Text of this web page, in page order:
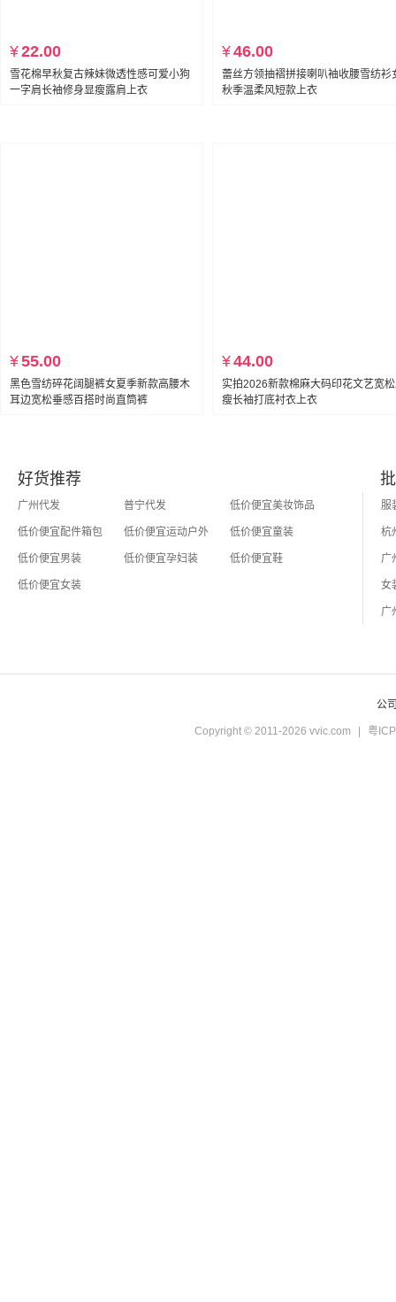
¥22.00
雪花棉早秋复古辣妹微透性感可爱小狗
一字肩长袖修身显瘦露肩上衣
¥46.00
蕾丝方领抽褶拼接喇叭袖收腰雪纺衫
秋季温柔风短款上衣
¥55.00
黑色雪纺碎花阔腿裤女夏季新款高腰木
耳边宽松垂感百搭时尚直筒裤
¥44.00
实拍2026新款棉麻大码印花文艺宽
瘦长袖打底衬衣上衣
好货推荐
广州代发 普宁代发 低价便宜美妆饰品
低价便宜配件箱包 低价便宜运动户外 低价便宜童装
低价便宜男装 低价便宜孕妇装 低价便宜鞋
低价便宜女装
公
Copyright © 2011-2026 vvic.com | 粤